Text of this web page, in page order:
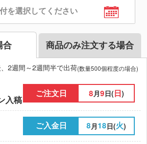
合 商品のみ注文する場合
2週間～2週間半で出荷(数量500個程度の場合)
入稿
ご注文日 8月9日(日)
ご入金日 8 月18日(火)